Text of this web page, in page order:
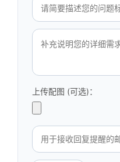
上传配图 (可选)：